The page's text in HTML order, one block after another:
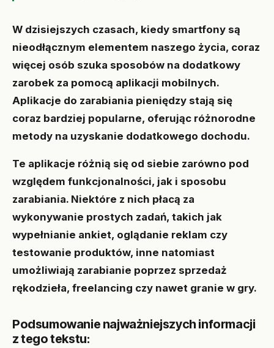
W dzisiejszych czasach, kiedy smartfony są
nieodłącznym elementem naszego życia, coraz
więcej osób szuka sposobów na dodatkowy
zarobek za pomocą aplikacji mobilnych.
Aplikacje do zarabiania pieniędzy stają się
coraz bardziej popularne, oferując różnorodne
metody na uzyskanie dodatkowego dochodu.
Te aplikacje różnią się od siebie zarówno pod
względem funkcjonalności, jak i sposobu
zarabiania. Niektóre z nich płacą za
wykonywanie prostych zadań, takich jak
wypełnianie ankiet, oglądanie reklam czy
testowanie produktów, inne natomiast
umożliwiają zarabianie poprzez sprzedaż
rękodzieła, freelancing czy nawet granie w gry.
Podsumowanie najważniejszych informacji
z tego tekstu: